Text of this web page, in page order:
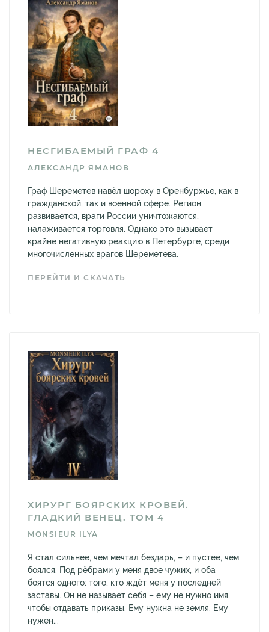
НЕСГИБАЕМЫЙ ГРАФ 4
АЛЕКСАНДР ЯМАНОВ
Граф Шереметев навёл шороху в Оренбуржье, как в
гражданской, так и военной сфере. Регион
развивается, враги России уничтожаются,
налаживается торговля. Однако это вызывает
крайне негативную реакцию в Петербурге, среди
многочисленных врагов Шереметева.
ПЕРЕЙТИ И СКАЧАТЬ
ХИРУРГ БОЯРСКИХ КРОВЕЙ.
ГЛАДКИЙ ВЕНЕЦ. ТОМ 4
MONSIEUR ILYA
Я стал сильнее, чем мечтал бездарь, – и пустее, чем
боялся. Под рёбрами у меня двое чужих, и оба
боятся одного: того, кто ждёт меня у последней
заставы. Он не называет себя – ему не нужно имя,
чтобы отдавать приказы. Ему нужна не земля. Ему
нужен...